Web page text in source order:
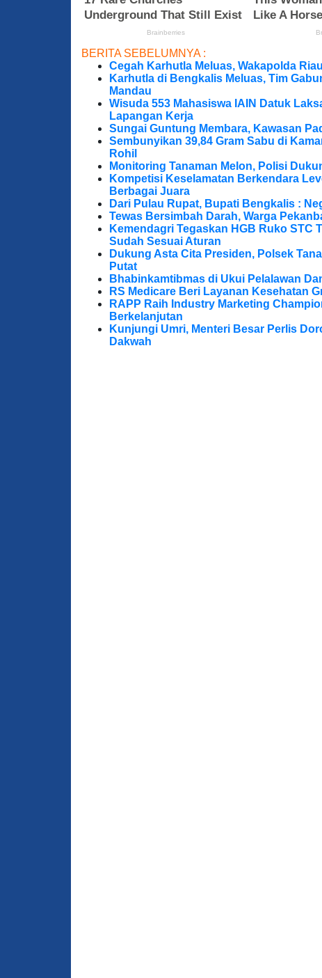
BERITA SEBELUMNYA :
Cegah Karhutla Meluas, Wakapolda
Karhutla di Bengkalis Meluas, Tim
Mandau
Wisuda 553 Mahasiswa IAIN Datuk
Lapangan Kerja
Sungai Guntung Membara, Kawasan
Sembunyikan 39,84 Gram Sabu di
Rohil
Monitoring Tanaman Melon, Polisi
Kompetisi Keselamatan Berkendara
Berbagai Juara
Dari Pulau Rupat, Bupati Bengkalis :
Tewas Bersimbah Darah, Warga
Kemendagri Tegaskan HGB Ruko STC
Sudah Sesuai Aturan
Dukung Asta Cita Presiden, Polsek
Putat
Bhabinkamtibmas di Ukui Pelalawan
RS Medicare Beri Layanan Kesehatan
RAPP Raih Industry Marketing
Berkelanjutan
Kunjungi Umri, Menteri Besar Perlis
Dakwah